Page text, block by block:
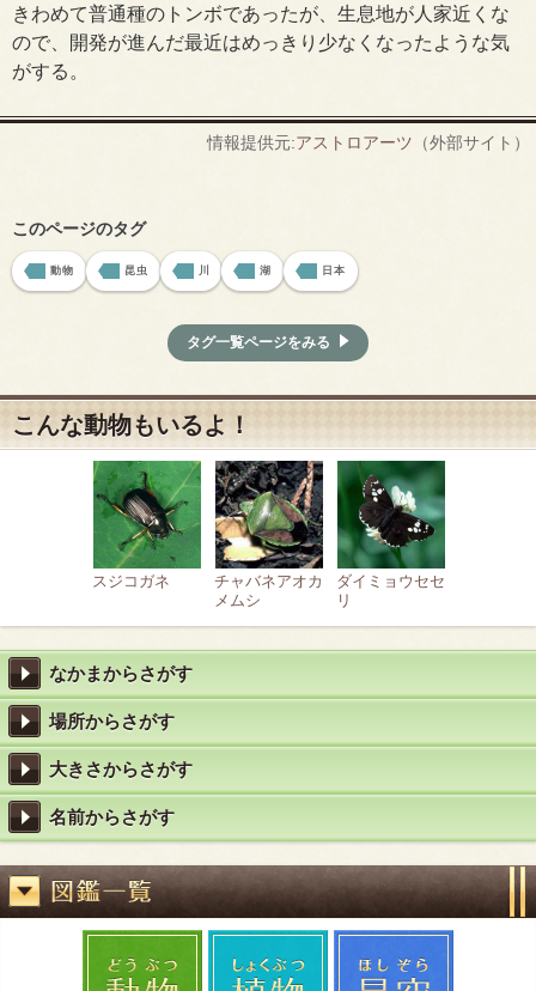
きわめて普通種のトンボであったが、生息地が人家近くな
ので、開発が進んだ最近はめっきり少なくなったような気
がする。
情報提供元:アストロアーツ （外部サイト）
このページのタグ
動物 昆虫 川 湖 日本
タグ一覧ページをみる
こんな動物もいるよ！
スジコガネ
チャバネアオカ
メムシ
ダイミョウセセ
リ
なかまからさがす
場所からさがす
大きさからさがす
名前からさがす